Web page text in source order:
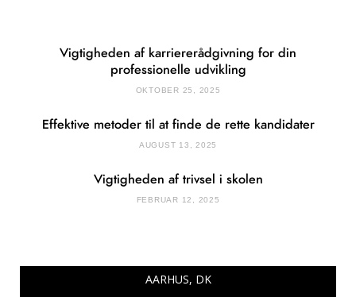
Vigtigheden af karriererådgivning for din
professionelle udvikling
OKTOBER 25, 2025
Effektive metoder til at finde de rette kandidater
AUGUST 13, 2025
Vigtigheden af trivsel i skolen
FEBRUAR 12, 2025
AARHUS, DK